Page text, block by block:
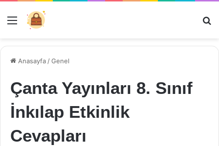
Menü
Anasayfa /Genel
Çanta Yayınları 8. Sınıf
İnkılap Etkinlik
Cevapları